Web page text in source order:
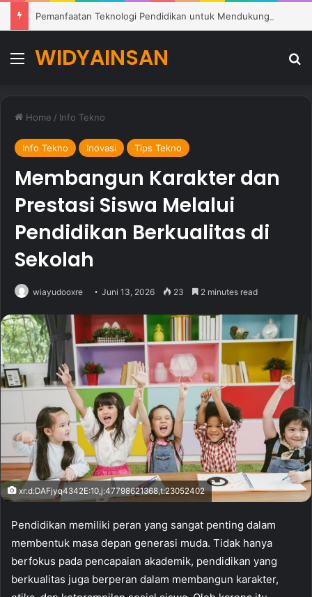
Menu
WIDYAINSAN
Home / Info Tekno
Info Tekno Inovasi Tips Tekno
Membangun Karakter dan
Prestasi Siswa Melalui
Pendidikan Berkualitas di
Sekolah
wiayudooxre Juni 13, 2026 23 2 minutes read
xr:d:DAFjyq4342E:10,j:47798621368,t:23052402
Pendidikan memiliki peran yang sangat penting dalam
membentuk masa depan generasi muda. Tidak hanya
berfokus pada pencapaian akademik, pendidikan yang
berkualitas juga berperan dalam membangun karakter,